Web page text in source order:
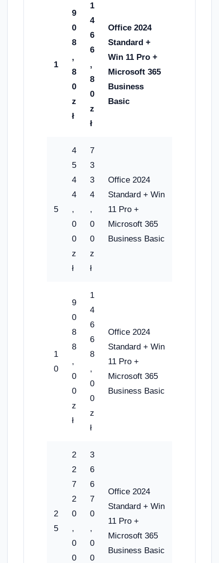
1
9
0
8
,
8
0
z
ł
1
4
6
6
,
8
0
z
ł
Office 2024
Standard +
Win 11 Pro +
Microsoft 365
Business
Basic
5
4
5
4
4
,
0
0
z
ł
7
3
3
4
,
0
0
z
ł
Office 2024
Standard + Win
11 Pro +
Microsoft 365
Business Basic
1
0
9
0
8
8
,
0
0
z
ł
1
4
6
6
8
,
0
0
z
ł
Office 2024
Standard + Win
11 Pro +
Microsoft 365
Business Basic
2
5
2
2
7
2
0
,
0
0
3
6
6
7
0
,
0
0
Office 2024
Standard + Win
11 Pro +
Microsoft 365
Business Basic